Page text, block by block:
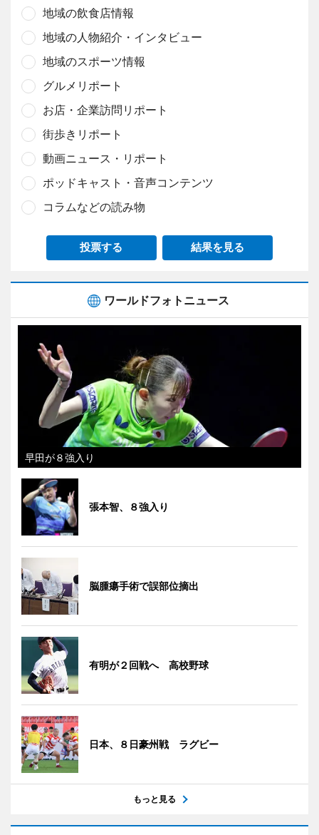
地域の飲食店情報
地域の人物紹介・インタビュー
地域のスポーツ情報
グルメリポート
お店・企業訪問リポート
街歩きリポート
動画ニュース・リポート
ポッドキャスト・音声コンテンツ
コラムなどの読み物
投票する 結果を見る
ワールドフォトニュース
早田が８強入り
張本智、８強入り
脳腫瘍手術で誤部位摘出
有明が２回戦へ 高校野球
日本、８日豪州戦 ラグビー
もっと見る